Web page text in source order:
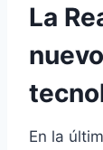
La
En la